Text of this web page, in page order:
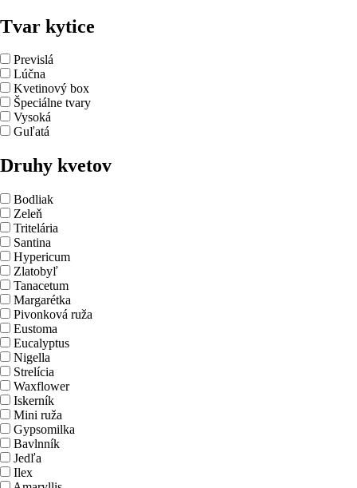
Tvar kytice
Previslá
Lúčna
Kvetinový box
Špeciálne tvary
Vysoká
Guľatá
Druhy kvetov
Bodliak
Zeleň
Tritelária
Santina
Hypericum
Zlatobyľ
Tanacetum
Margarétka
Pivonková ruža
Eustoma
Eucalyptus
Nigella
Strelícia
Waxflower
Iskerník
Mini ruža
Gypsomilka
Bavlnník
Jedľa
Ilex